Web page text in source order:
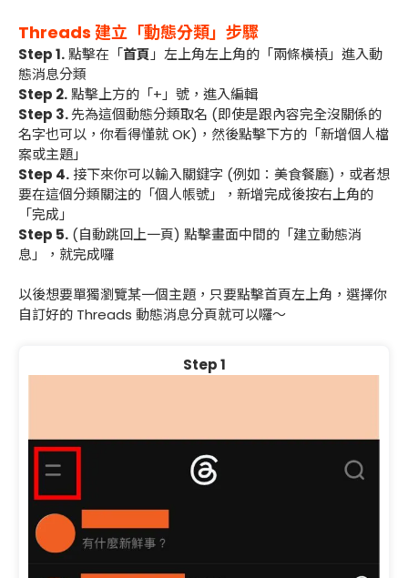
Threads 建立「動態分類」步驟
Step 1.點擊在「首頁 」左上角左上角的「兩條橫槓」進入動
態消息分類
Step 2.點擊上方的「+」號，進入編輯
Step 3.先為這個動態分類取名 (即使是跟內容完全沒關係的
名字也可以，你看得懂就 OK)，然後點擊下方的「新增個人檔
案或主題」
Step 4. 接下來你可以輸入關鍵字 (例如：美食餐廳)，或者想
要在這個分類關注的「個人帳號」，新增完成後按右上角的
「完成」
Step 5. (自動跳回上一頁) 點擊畫面中間的「建立動態消
息」，就完成囉
以後想要單獨瀏覽某一個主題，只要點擊首頁左上角，選擇你
自訂好的 Threads 動態消息分頁就可以囉～
Step 1